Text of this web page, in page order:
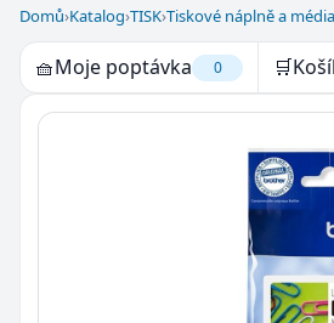
Domů›Katalog›TISK›Tiskové náplně a média
🧺Moje poptávka 0 🛒